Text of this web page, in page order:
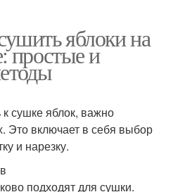
яблоки на
простые и
сушке яблок, важно
Это включает в себя выбор
и нарезку.
подходят для сушки.